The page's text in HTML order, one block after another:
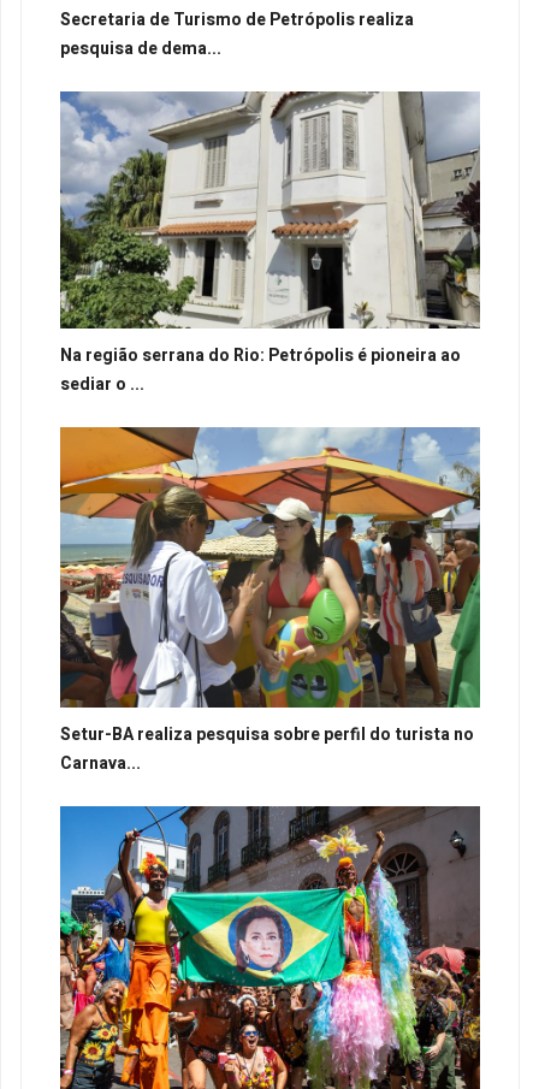
Secretaria de Turismo de Petrópolis realiza
pesquisa de dema...
Na região serrana do Rio: Petrópolis é pioneira ao
sediar o ...
Setur-BA realiza pesquisa sobre perfil do turista no
Carnava...